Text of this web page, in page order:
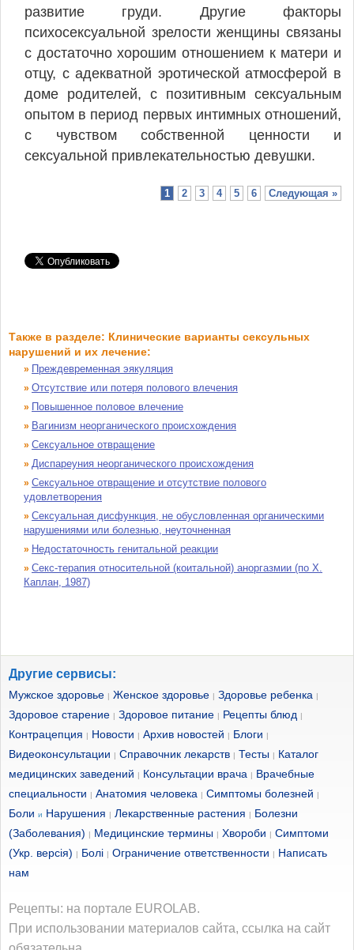
развитие груди. Другие факторы
психосексуальной зрелости женщины связаны
с достаточно хорошим отношением к матери и
отцу, с адекватной эротической атмосферой в
доме родителей, с позитивным сексуальным
опытом в период первых интимных отношений,
с чувством собственной ценности и
сексуальной привлекательностью девушки.
1 2 3 4 5 6 Следующая »
Также в разделе: Клинические варианты сексульных
нарушений и их лечение:
» Преждевременная эякуляция
» Отсутствие или потеря полового влечения
» Повышенное половое влечение
» Вагинизм неорганического происхождения
» Сексуальное отвращение
» Диспареуния неорганического происхождения
» Сексуальное отвращение и отсутствие полового
удовлетворения
» Сексуальная дисфункция, не обусловленная органическими
нарушениями или болезнью, неуточненная
» Недостаточность генитальной реакции
» Секс-терапия относительной (коитальной) аноргазмии (по X.
Каплан, 1987)
Другие сервисы:
Мужское здоровье | Женское здоровье | Здоровье ребенка |
Здоровое старение | Здоровое питание | Рецепты блюд |
Контрацепция | Новости | Архив новостей | Блоги |
Видеоконсультации | Справочник лекарств | Тесты | Каталог
медицинских заведений | Консультации врача | Врачебные
специальности | Анатомия человека | Симптомы болезней |
Боли и Нарушения | Лекарственные растения | Болезни
(Заболевания) | Медицинские термины | Хвороби | Симптоми
(Укр. версія) | Болі | Ограничение ответственности | Написать
нам
Рецепты: на портале EUROLAB.
При использовании материалов сайта, ссылка на сайт